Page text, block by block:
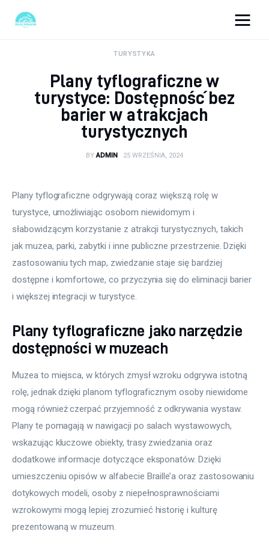
Turystyka
Lifestyle
Dom i ogród
Zdrowie
Więcej
TURYSTYKA
Plany tyflograficzne w
turystyce: Dostępność bez
barier w atrakcjach
turystycznych
BY ADMIN 25 WRZEŚNIA, 2024
Plany tyflograficzne odgrywają coraz większą rolę w
turystyce, umożliwiając osobom niewidomym i
słabowidzącym korzystanie z atrakcji turystycznych, takich
jak muzea, parki, zabytki i inne publiczne przestrzenie. Dzięki
zastosowaniu tych map, zwiedzanie staje się bardziej
dostępne i komfortowe, co przyczynia się do eliminacji barier
i większej integracji w turystyce.
Plany tyflograficzne jako narzędzie
dostępności w muzeach
Muzea to miejsca, w których zmysł wzroku odgrywa istotną
rolę, jednak dzięki planom tyflograficznym osoby niewidome
mogą również czerpać przyjemność z odkrywania wystaw.
Plany te pomagają w nawigacji po salach wystawowych,
wskazując kluczowe obiekty, trasy zwiedzania oraz
dodatkowe informacje dotyczące eksponatów. Dzięki
umieszczeniu opisów w alfabecie Braille’a oraz zastosowaniu
dotykowych modeli, osoby z niepełnosprawnościami
wzrokowymi mogą lepiej zrozumieć historię i kulturę
prezentowaną w muzeum.